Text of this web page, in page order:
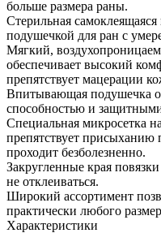
больше размера раны.
Стерильная
подушечкой для ран с
Мягкий,
обеспечивает высокий
препятствует мацерации
Впитывающая подушечка
способностью и
Специальная микросетка
препятствует присыханию
проходит безболезненно.
Закругленные края
не отклеиваться.
Широкий ассортимент
практически любого
Характеристики